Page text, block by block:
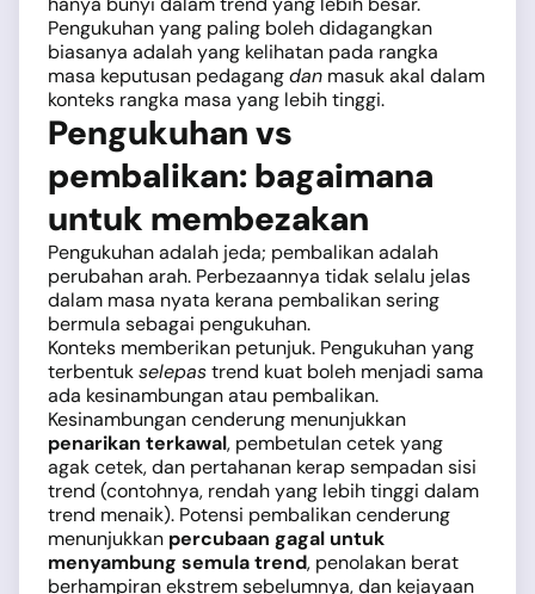
Pengukuhan yang paling boleh didagangkan
biasanya adalah yang kelihatan pada rangka
masa keputusan pedagangdan masuk akal dalam
konteks rangka masa yang lebih tinggi.
Pengukuhan vs
pembalikan: bagaimana
untuk membezakan
Pengukuhan adalah jeda; pembalikan adalah
perubahan arah. Perbezaannya tidak selalu jelas
dalam masa nyata kerana pembalikan sering
bermula sebagai pengukuhan.
Konteks memberikan petunjuk. Pengukuhan yang
terbentukselepastrend kuat boleh menjadi sama
ada kesinambungan atau pembalikan.
Kesinambungan cenderung menunjukkan
penarikan terkawal, pembetulan cetek yang
agak cetek, dan pertahanan kerap sempadan sisi
trend (contohnya, rendah yang lebih tinggi dalam
trend menaik). Potensi pembalikan cenderung
menunjukkan percubaan gagal untuk
menyambung semula trend, penolakan berat
berhampiran ekstrem sebelumnya, dan kejayaan